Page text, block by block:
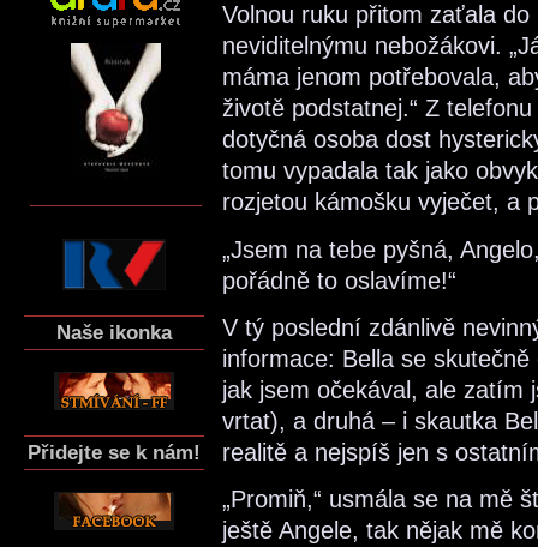
Naše ikonka
Přidejte se k nám!
Volnou ruku přitom zaťala
neviditelnýmu nebožákovi.
máma jenom potřebovala,
životě podstatnej.“ Z
dotyčná osoba dost
tomu vypadala tak jako
rozjetou kámošku vyječet, a
„Jsem na tebe pyšná,
pořádně to oslavíme!“
V tý poslední zdánlivě
informace: Bella se
jak jsem očekával, ale zatím
vrtat), a druhá – i skautka
realitě a nejspíš jen s
„Promiň,“ usmála se na mě
ještě Angele, tak nějak mě